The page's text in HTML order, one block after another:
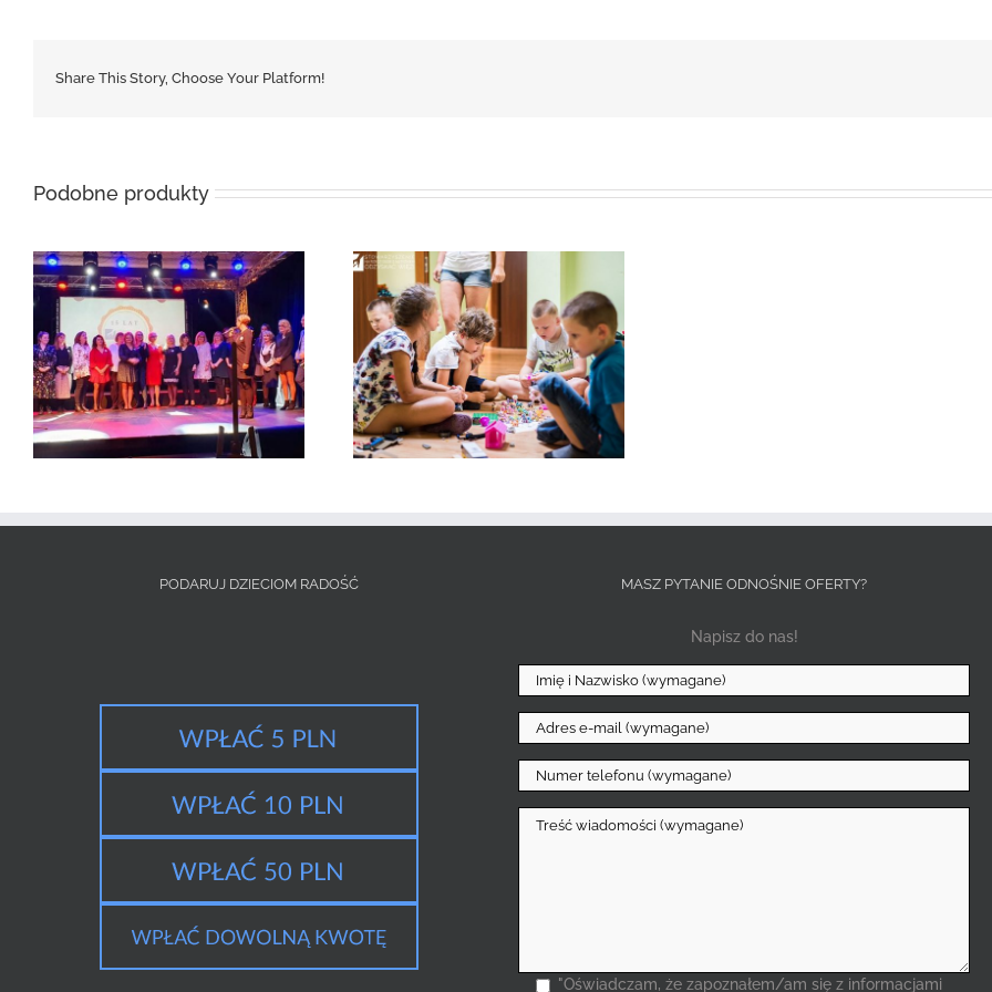
Share This Story, Choose Your Platform!
Podobne produkty
Letnia Akademia Marzeń 2016 –
film
PODARUJ DZIECIOM RADOŚĆ MASZ PYTANIE ODNOŚNIE OFERTY?
Napisz do nas!
"Oświadczam, że zapoznałem/am się z informacjami